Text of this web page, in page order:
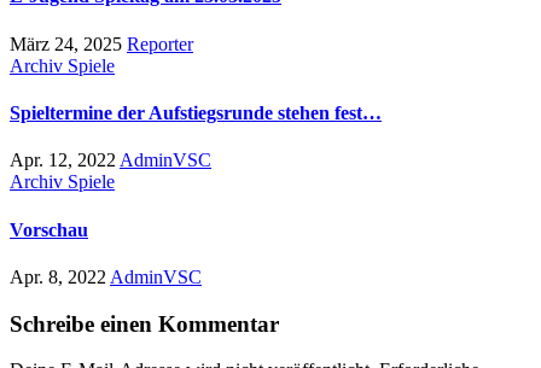
März 24, 2025 Reporter
Archiv Spiele
Spieltermine der Aufstiegsrunde stehen fest…
Apr. 12, 2022 AdminVSC
Archiv Spiele
Vorschau
Apr. 8, 2022 AdminVSC
Schreibe einen Kommentar